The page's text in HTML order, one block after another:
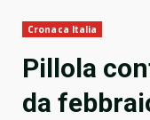
Cronaca Italia
Pillola
da